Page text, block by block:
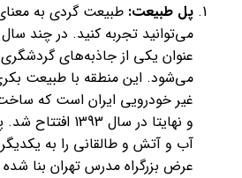
پل طبیعت: طبیعت گردی به
می‌توانید تجربه کنید. در چند
عنوان یکی از جاذبه‌های گردشگری
می‌شود. این منطقه با طبیعت
و نهایتا در سال
آب و آتش و طالقانی را به
عرض بزرگراه مدرس تهران بنا